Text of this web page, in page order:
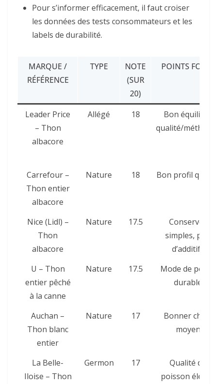
Pour s’informer efficacement, il faut croiser
les données des tests consommateurs et les
labels de durabilité.
MARQUE /
RÉFÉRENCE
TYPE
NOTE
(SUR
20)
POINTS FORTS
Leader Price
– Thon
albacore
Allégé 18
Bon équilibre
qualité/
Carrefour –
Thon entier
albacore
Nature 18 Bon profil
Nice (Lidl) –
Thon
albacore
Nature 17.5
Conserves
simples, peu
d’additifs
U – Thon
entier pêché
à la canne
Nature 17.5
Mode de pêche
durable
Auchan –
Thon blanc
entier
Nature 17
Bonner choix
moyen
La Belle-
Iloise – Thon
Germon 17
Qualité de
poisson élevée